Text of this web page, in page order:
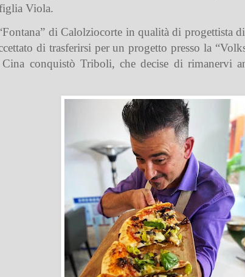
Viola.
di Calolziocorte in qualità di progettista
di trasferirsi per un progetto presso la
conquistò Triboli, che decise di rimanervi